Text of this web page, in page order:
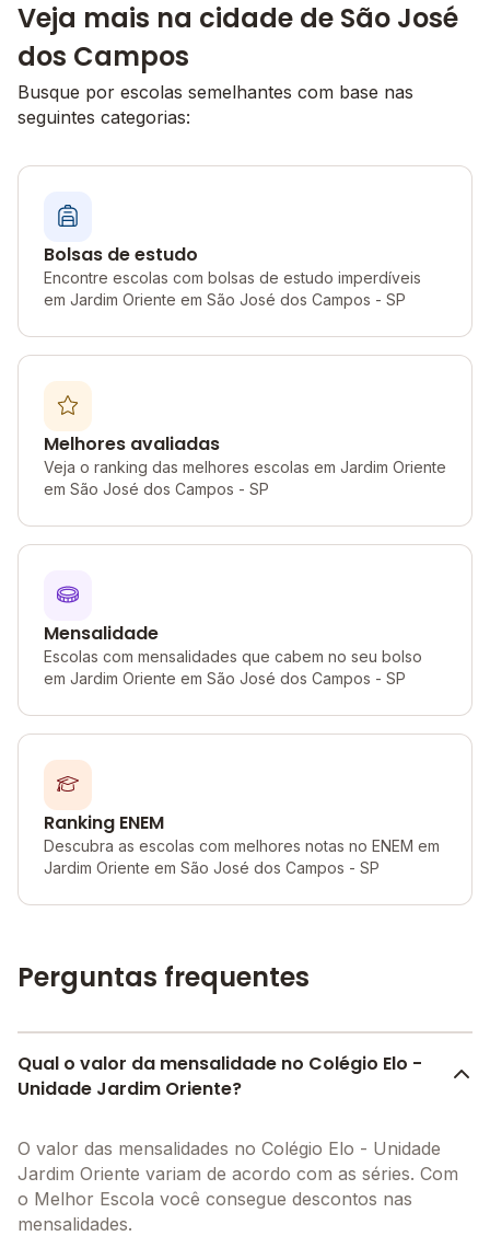
Veja mais na cidade de São José
dos Campos
Busque por escolas semelhantes com base nas
seguintes categorias:
Bolsas de estudo
Encontre escolas com bolsas de estudo imperdíveis
em Jardim Oriente em São José dos Campos - SP
Melhores avaliadas
Veja o ranking das melhores escolas em Jardim Oriente
em São José dos Campos - SP
Mensalidade
Escolas com mensalidades que cabem no seu bolso
em Jardim Oriente em São José dos Campos - SP
Ranking ENEM
Descubra as escolas com melhores notas no ENEM em
Jardim Oriente em São José dos Campos - SP
Perguntas frequentes
Qual o valor da mensalidade no Colégio Elo -
Unidade Jardim Oriente?
O valor das mensalidades no Colégio Elo - Unidade
Jardim Oriente variam de acordo com as séries. Com
o Melhor Escola você consegue descontos nas
mensalidades.